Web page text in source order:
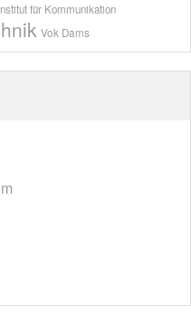
für Kommunikation
Vok Dams